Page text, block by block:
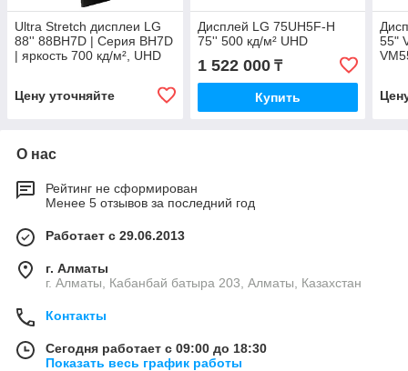
Ultra Stretch дисплеи LG
88'' 88BH7D | Серия BH7D
| яркость 700 кд/м², UHD
Цену уточняйте
Дисплей LG 75UH5F-H
75'' 500 кд/м² UHD
1 522 000₸
Купить
55"
О нас
Рейтинг не сформирован
Менее 5 отзывов за последний год
Работает с 29.06.2013
г. Алматы
г. Алматы, Кабанбай батыра 203, Алматы, Казахстан
Контакты
Сегодня работает с 09:00 до 18:30
Показать весь график работы